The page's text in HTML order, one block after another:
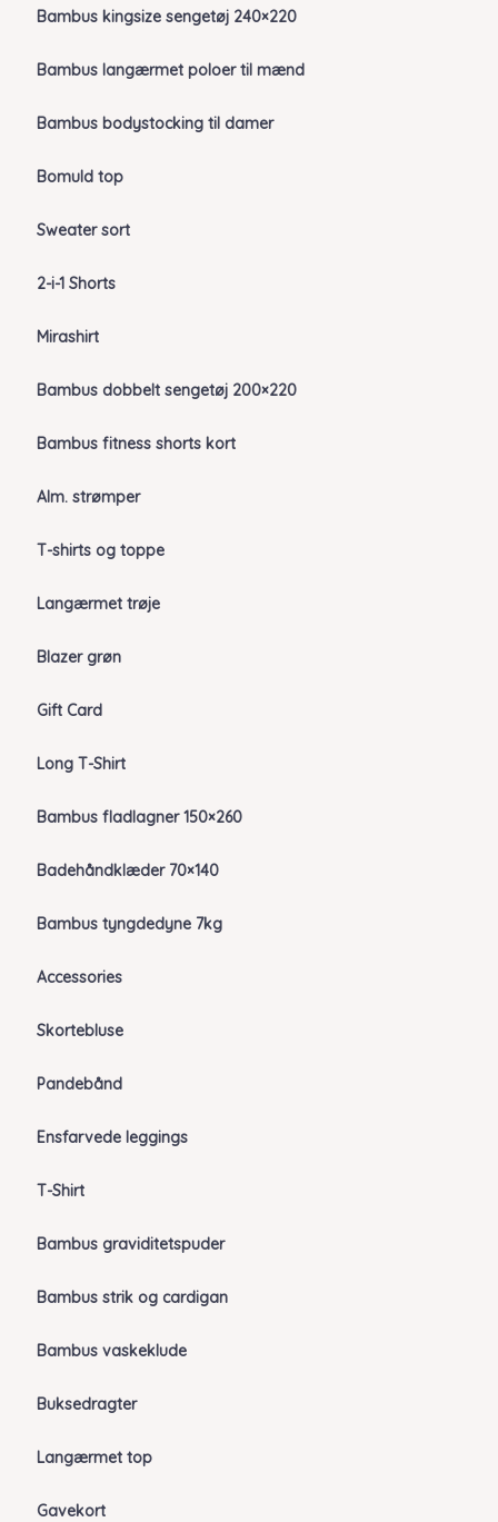
Bambus kingsize sengetøj 240×220
Bambus langærmet poloer til mænd
Bambus bodystocking til damer
Bomuld top
Sweater sort
2-i-1 Shorts
Mirashirt
Bambus dobbelt sengetøj 200×220
Bambus fitness shorts kort
Alm. strømper
T-shirts og toppe
Langærmet trøje
Blazer grøn
Gift Card
Long T-Shirt
Bambus fladlagner 150×260
Badehåndklæder 70×140
Bambus tyngdedyne 7kg
Accessories
Skortebluse
Pandebånd
Ensfarvede leggings
T-Shirt
Bambus graviditetspuder
Bambus strik og cardigan
Bambus vaskeklude
Buksedragter
Langærmet top
Gavekort